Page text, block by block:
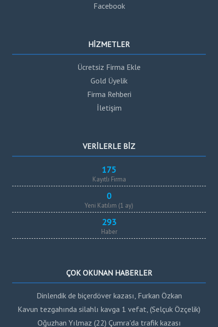
Facebook
HİZMETLER
Ücretsiz Firma Ekle
Gold Üyelik
Firma Rehberi
İletişim
VERİLERLE BİZ
175
Kayıtlı Firma
0
Yeni Katılım (1 ay)
293
Haber
ÇOK OKUNAN HABERLER
Dinlendik de biçerdöver kazası, Furkan Özkan
Kavun tezgahında silahlı kavga 1 vefat, (Selçuk Özçelik)
Oğuzhan Yılmaz (22) Çumra'da trafik kazası